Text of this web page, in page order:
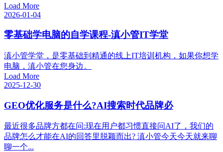
Load More
2026-01-04
零基础学电脑的自学课程-滇小管IT学堂
滇小管学堂，是零基础到精通的线上IT培训机构，如果你想学
电脑，滇小管在您身边。
Load More
2025-12-30
GEO优化服务是什么?AI搜索时代品牌必
最近很多品牌方都在问:现在用户都习惯直接问AI了，我们的
品牌怎么才能在AI的回答里脱颖而出? 滇小管今天今天就来聊
聊一个...